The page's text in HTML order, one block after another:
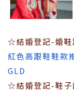
☆結婚登記-婚鞋
紅色高跟鞋鞋款
GLD
☆結婚登記-鞋子